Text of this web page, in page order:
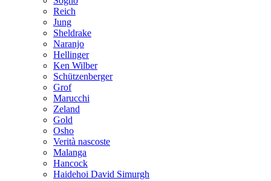
Reich
Jung
Sheldrake
Naranjo
Hellinger
Ken Wilber
Schützenberger
Grof
Marucchi
Zeland
Gold
Osho
Verità nascoste
Malanga
Hancock
Haidehoi David Simurgh